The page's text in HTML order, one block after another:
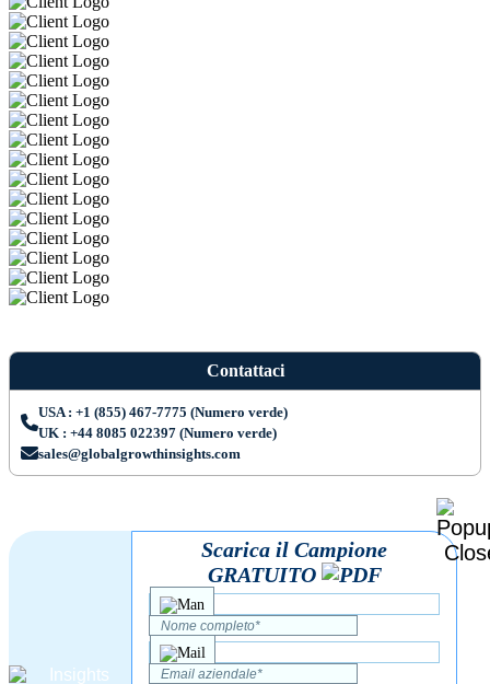
Contattaci
USA : +1 (855) 467-7775 (Numero verde)
UK : +44 8085 022397 (Numero verde)
sales@globalgrowthinsights.com
Scarica il Campione
GRATUITO